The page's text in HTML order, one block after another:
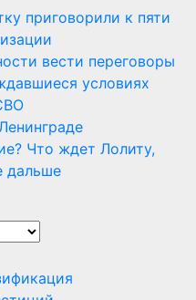
приговорили к пяти
вести переговоры
условиях
Что ждет Лолиту,
дальше